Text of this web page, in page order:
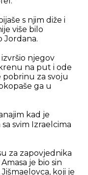
s njim diže i
više bilo
Jordana.
izvršio njegov
na put i ode
pobrinu za svoju
ga u
kad je
svim Izraelcima
za zapovjednika
je bio sin
koji je